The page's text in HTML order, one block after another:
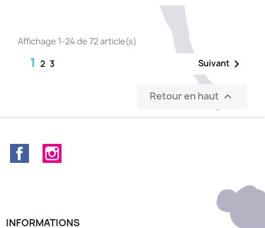
Affichage 1-24 de 72 article(s)
1 2 3 Suivant 
Retour en haut 
Facebook
INFORMATIONS